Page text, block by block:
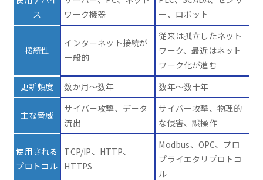
ス
ワーク機器
ー、ロボット
接続性
インターネット接続が
一般的
従来は孤立したネット
ワーク、最近はネット
ワーク化が進む
更新頻度
数か月～数年 数年～数十年
主な脅威
サイバー攻撃、データ
流出
サイバー攻撃、物理的
な侵害、誤操作
使用される
プロトコル
TCP/IP、HTTP、
HTTPS
Modbus、OPC、プロ
プライエタリプロトコ
ル